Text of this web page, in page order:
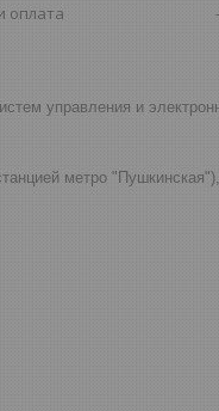
оплата
управления и
метро